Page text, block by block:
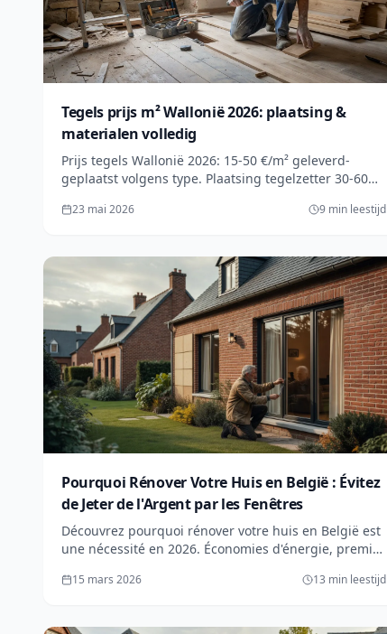
Tegels prijs m² Wallonië 2026: plaatsing &
materialen volledig
Prijs tegels Wallonië 2026: 15-50 €/m² geleverd-
geplaatst volgens type. Plaatsing tegelzetter 30-60
24u.23 mai 2026 9 min leestijd
Pourquoi Rénover Votre Huis en België : Évitez
de Jeter de l'Argent par les Fenêtres
Découvrez pourquoi rénover votre huis en België est
une nécessité en 2026. Économies d'énergie, premies
ce qu'il faut savoir.
15 mars 2026 13 min leestijd